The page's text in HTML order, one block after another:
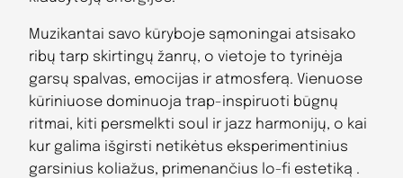
Muzikantai savo kūryboje sąmoningai atsisako
ribų tarp skirtingų žanrų, o vietoje to tyrinėja
garsų spalvas, emocijas ir atmosferą. Vienuose
kūriniuose dominuoja trap-inspiruoti būgnų
ritmai, kiti persmelkti soul ir jazz harmonijų, o kai
kur galima išgirsti netikėtus eksperimentinius
garsinius koliažus, primenančius lo-fi estetiką .